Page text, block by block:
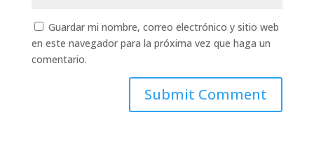
Guardar mi nombre, correo electrónico y sitio web
en este navegador para la próxima vez que haga un
comentario.